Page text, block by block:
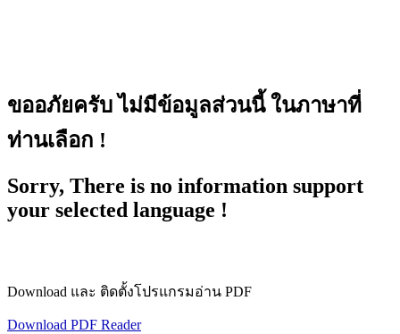
ขออภัยครับ ไม่มีข้อมูลส่วนนี้ ในภาษาที่
ท่านเลือก !
Sorry, There is no information support
your selected language !
Download และ ติดตั้งโปรแกรมอ่าน PDF
Download PDF Reader